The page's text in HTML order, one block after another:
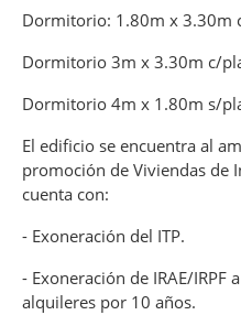
Dormitorio: 1.80m x 3.30m
Dormitorio 3m x 3.30m c/
Dormitorio 4m x 1.80m s/
El edificio se encuentra al
promoción de Viviendas de
cuenta con:
- Exoneración del ITP.
- Exoneración de IRAE/IRPF
alquileres por 10 años.